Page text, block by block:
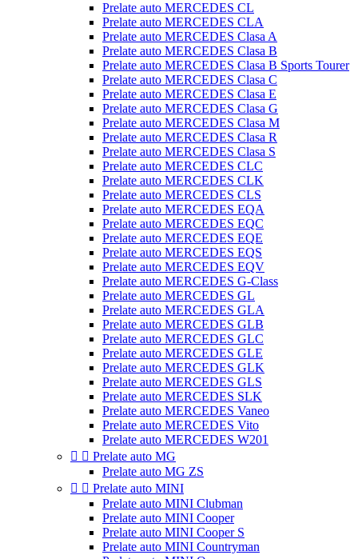
Prelate auto MERCEDES CL
Prelate auto MERCEDES CLA
Prelate auto MERCEDES Clasa A
Prelate auto MERCEDES Clasa B
Prelate auto MERCEDES Clasa B Sports Tourer
Prelate auto MERCEDES Clasa C
Prelate auto MERCEDES Clasa E
Prelate auto MERCEDES Clasa G
Prelate auto MERCEDES Clasa M
Prelate auto MERCEDES Clasa R
Prelate auto MERCEDES Clasa S
Prelate auto MERCEDES CLC
Prelate auto MERCEDES CLK
Prelate auto MERCEDES CLS
Prelate auto MERCEDES EQA
Prelate auto MERCEDES EQC
Prelate auto MERCEDES EQE
Prelate auto MERCEDES EQS
Prelate auto MERCEDES EQV
Prelate auto MERCEDES G-Class
Prelate auto MERCEDES GL
Prelate auto MERCEDES GLA
Prelate auto MERCEDES GLB
Prelate auto MERCEDES GLC
Prelate auto MERCEDES GLE
Prelate auto MERCEDES GLK
Prelate auto MERCEDES GLS
Prelate auto MERCEDES SLK
Prelate auto MERCEDES Vaneo
Prelate auto MERCEDES Vito
Prelate auto MERCEDES W201
  Prelate auto MG
Prelate auto MG ZS
  Prelate auto MINI
Prelate auto MINI Clubman
Prelate auto MINI Cooper
Prelate auto MINI Cooper S
Prelate auto MINI Countryman